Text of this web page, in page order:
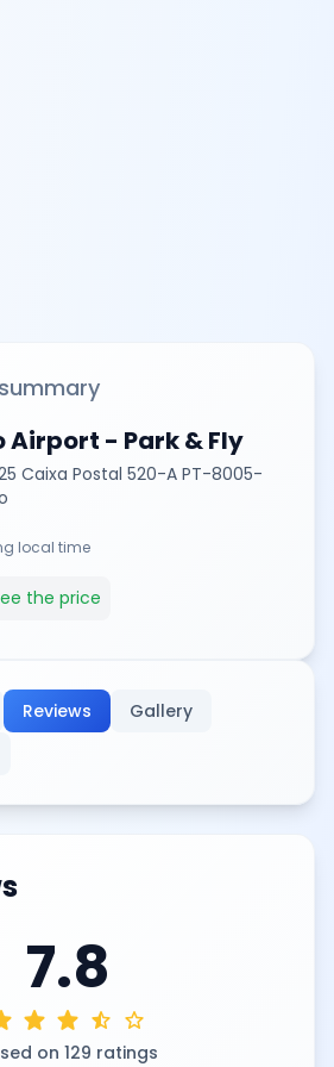
Airport - Park & Fly
Caixa Postal 520-A PT-8005-
local time
the price
Reviews
Gallery
7.8
star star star_half star
on 129 ratings